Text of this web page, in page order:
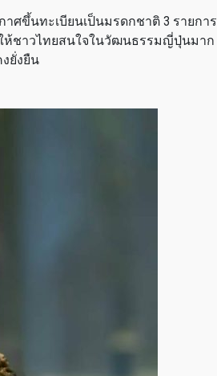
ศขึ้นทะเบียนเป็นมรดกชาติ 3 รายการ
ห้ชาวไทยสนใจในวัฒนธรรมญี่ปุ่นมาก
ยั่งยืน